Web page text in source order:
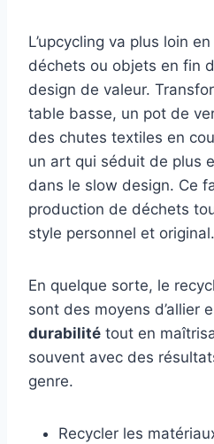
L’upcycling va plus loin
déchets ou objets en fin
design de valeur.
table basse, un pot de
des chutes textiles en
un art qui séduit de plus
dans le slow design. Ce
production de déchets
style personnel et original.
En quelque sorte, le
sont des moyens d’allier
durabilité tout en
souvent avec des
genre.
Recycler les